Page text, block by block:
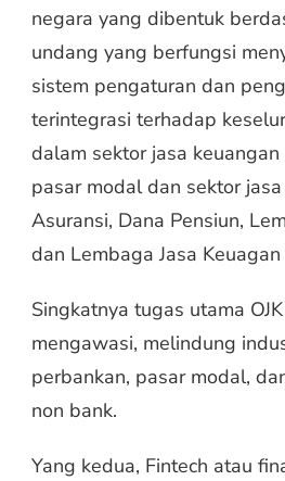
negara yang dibentuk
undang yang berfungsi
sistem pengaturan dan
terintegrasi terhadap
dalam sektor jasa
pasar modal dan sektor
Asuransi, Dana Pensiun,
dan Lembaga Jasa
Singkatnya tugas utama
mengawasi, melindung
perbankan, pasar modal,
non bank.
Yang kedua, Fintech atau